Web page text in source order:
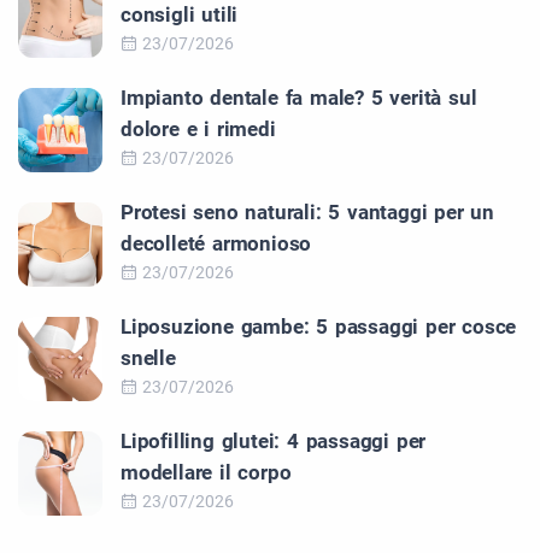
consigli utili
23/07/2026
Impianto dentale fa male? 5 verità sul
dolore e i rimedi
23/07/2026
Protesi seno naturali: 5 vantaggi per un
decolleté armonioso
23/07/2026
Liposuzione gambe: 5 passaggi per cosce
snelle
23/07/2026
Lipofilling glutei: 4 passaggi per
modellare il corpo
23/07/2026